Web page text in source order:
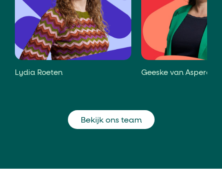
Lydia Roeten Geeske van Asperen
Bekijk ons team